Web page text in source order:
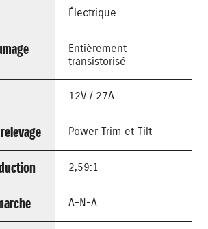
Électrique
Entièrement
transistorisé
12V / 27A
Power Trim et Tilt
2,59:1
A-N-A